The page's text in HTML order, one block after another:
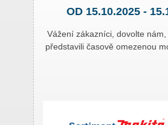
OD 15.10.2025 -
Vážení zákazníci, dovolte
představili časově omezenou